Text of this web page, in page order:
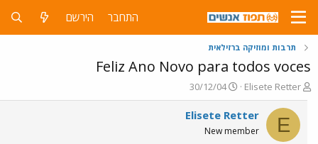
התחבר הירשם
תרבות ומוזיקה ברזילאית
Feliz Ano Novo para todos voces
פ
ו
ת
ח
ה
Elisete Retter
פ
ו
ר
ם
30/12/04
E
Elisete Retter
New member